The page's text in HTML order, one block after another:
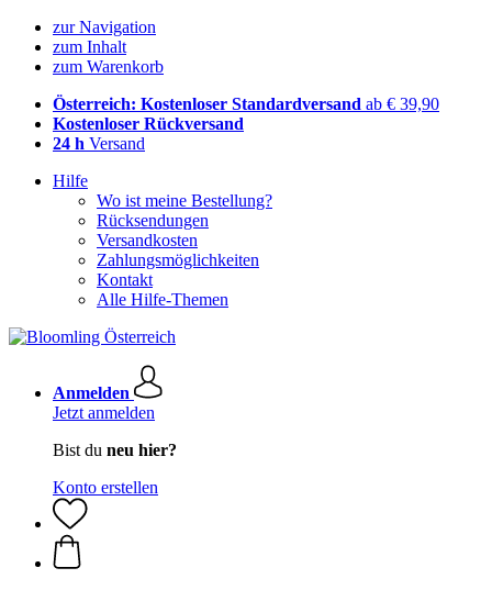
zur Navigation
zum Inhalt
zum Warenkorb
Österreich: Kostenloser Standardversand ab € 39,90
Kostenloser Rückversand
24 h Versand
Hilfe
Wo ist meine Bestellung?
Rücksendungen
Versandkosten
Zahlungsmöglichkeiten
Kontakt
Alle Hilfe-Themen
Anmelden
Jetzt anmelden
Bist du neu hier?
Konto erstellen